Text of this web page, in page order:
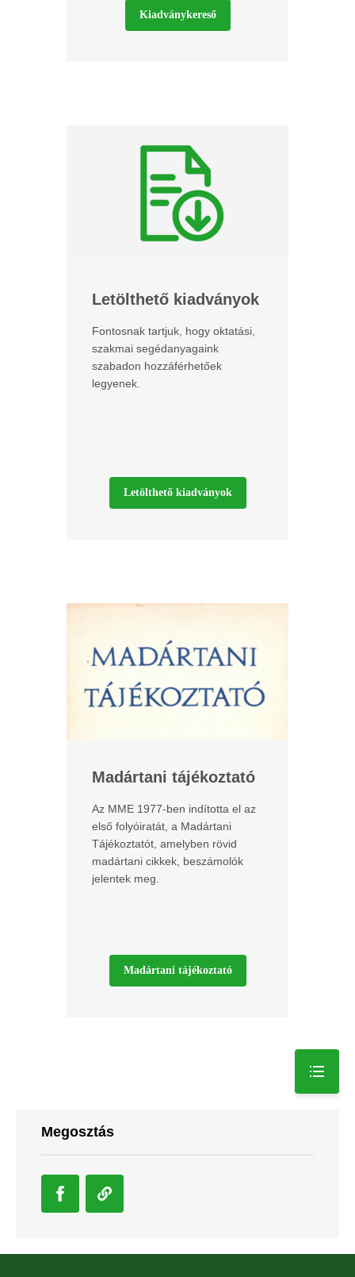
Kiadványkereső
Letölthető kiadványok
Fontosnak tartjuk, hogy oktatási,
szakmai segédanyagaink
szabadon hozzáférhetőek
legyenek.
Letölthető kiadványok
Madártani tájékoztató
Az MME 1977-ben indította el az
első folyóiratát, a Madártani
Tájékoztatót, amelyben rövid
madártani cikkek, beszámolók
jelentek meg.
Madártani tájékoztató
Megosztás